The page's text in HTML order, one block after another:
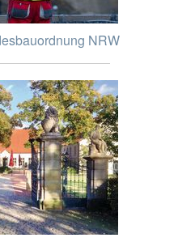
NRW